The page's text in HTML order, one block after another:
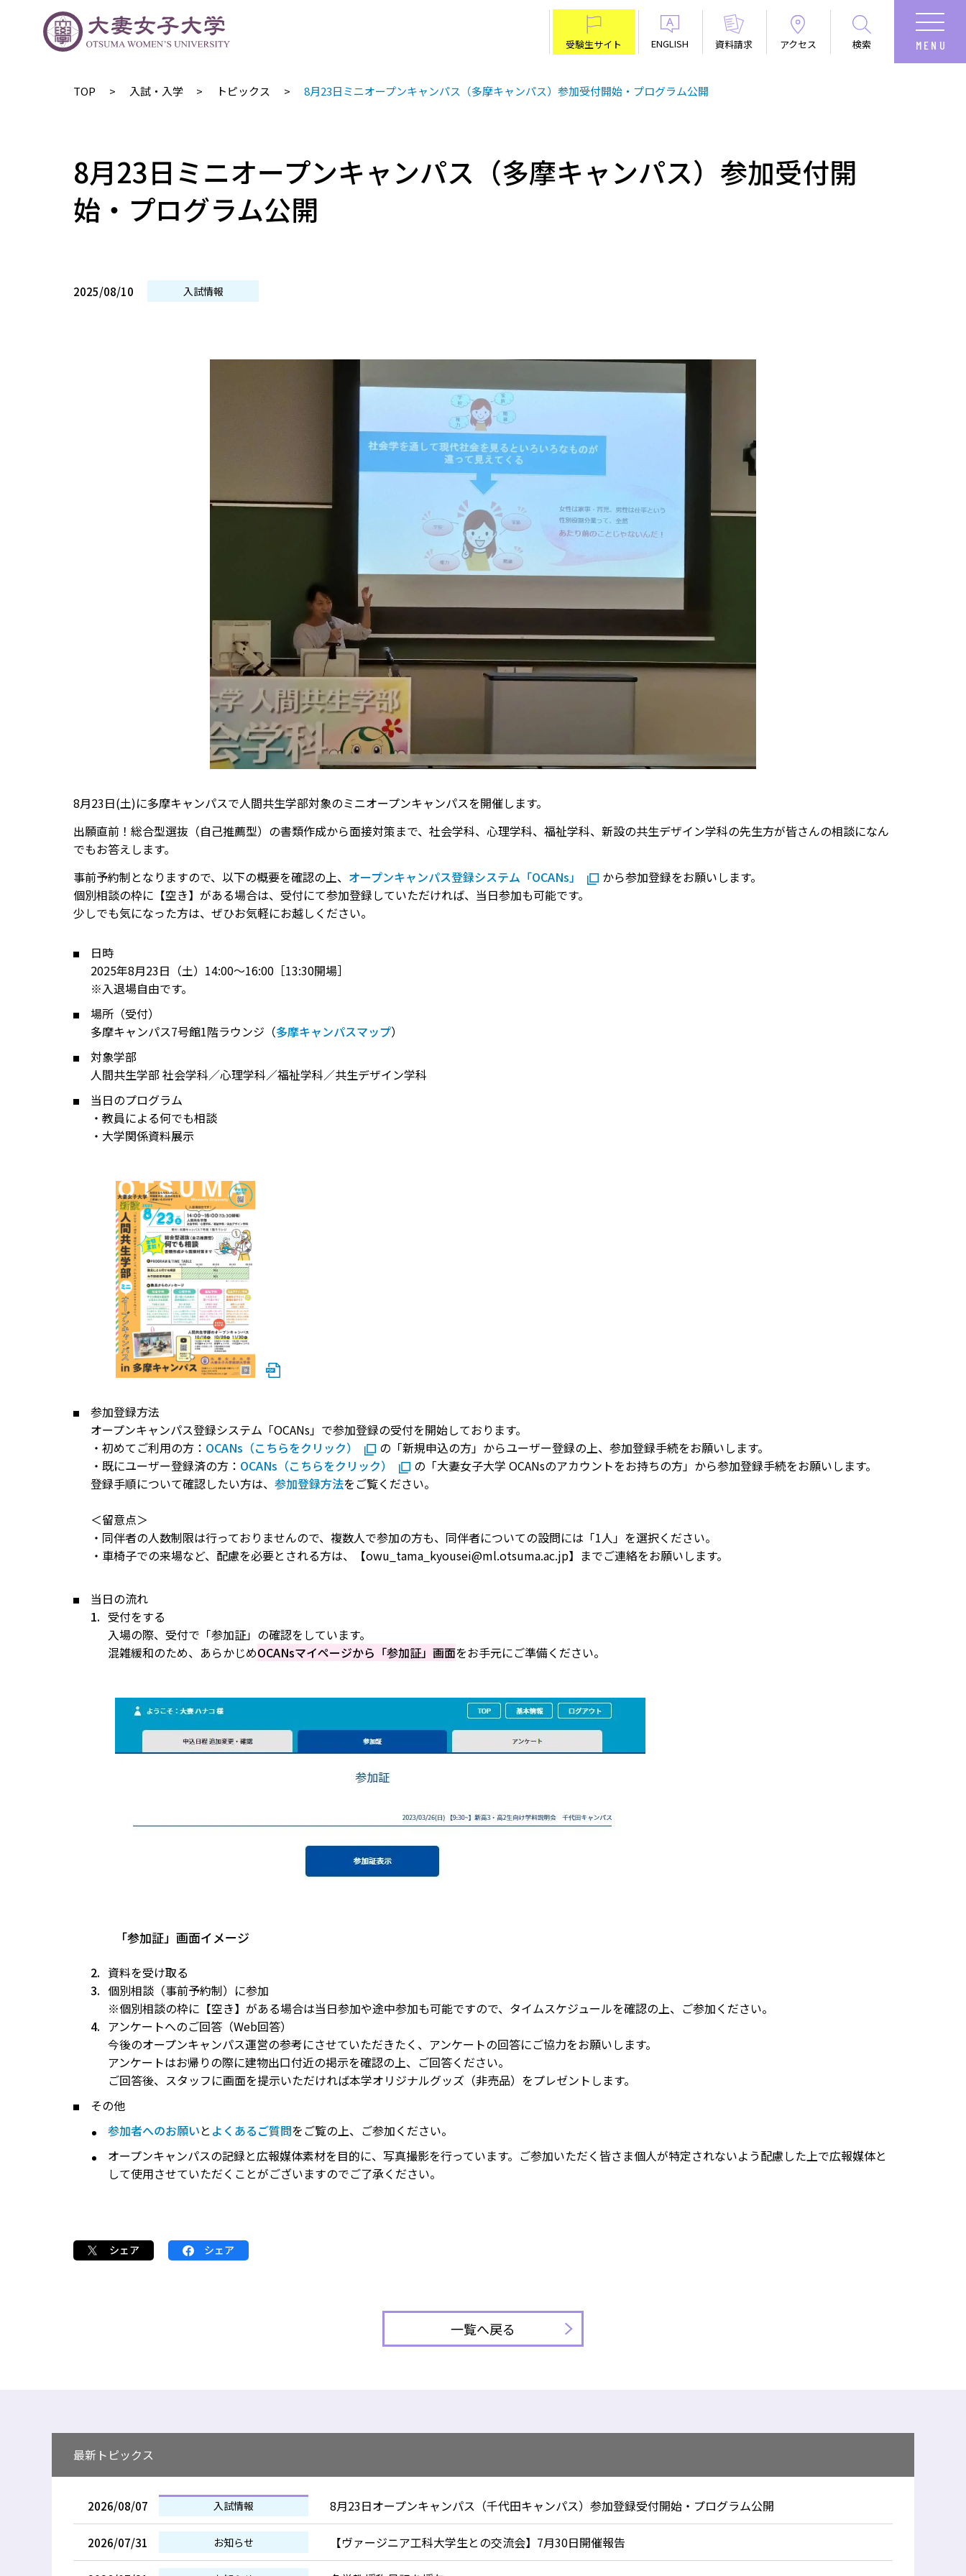
受験生サイト ENGLISH 資料請求 アクセス 検索
TOP 入試・入学 トピックス 8月23日ミニオープンキャンパス（多摩キャンパス）参加受付開始・プログラム公開
8月23日ミニオープンキャンパス（多摩キャンパス）参加受付開
始・プログラム公開
2025/08/10 入試情報
8月23日(土)に多摩キャンパスで人間共生学部対象のミニオープンキャンパスを開催します。
出願直前！総合型選抜（自己推薦型）の書類作成から面接対策まで、社会学科、心理学科、福祉学科、新設の共生デザイン学科の先生方が皆さんの相談になん
でもお答えします。
事前予約制となりますので、以下の概要を確認の上、 オープンキャンパス登録システム「OCANs」
から参加登録をお願いします。
個別相談の枠に【空き】がある場合は、受付にて参加登録していただければ、当日参加も可能です。
少しでも気になった方は、ぜひお気軽にお越しください。
日時
2025年8月23日（土）14:00～16:00［13:30開場］
※入退場自由です。
場所（受付）
多摩キャンパス7号館1階ラウンジ（多摩キャンパスマップ）
対象学部
人間共生学部 社会学科／心理学科／福祉学科／共生デザイン学科
当日のプログラム
・教員による何でも相談
・大学関係資料展示
参加登録方法
オープンキャンパス登録システム「OCANs」で参加登録の受付を開始しております。
・初めてご利用の方： OCANs（こちらをクリック）
の「新規申込の方」からユーザー登録の上、参加登録手続をお願いします。
・既にユーザー登録済の方： OCANs（こちらをクリック）
の「大妻女子大学 OCANsのアカウントをお持ちの方」から参加登録手続をお願いします。
登録手順について確認したい方は、 参加登録方法をご覧ください。
＜留意点＞
・同伴者の人数制限は行っておりませんので、複数人で参加の方も、同伴者についての設問には「1人」を選択ください。
・車椅子での来場など、配慮を必要とされる方は、【owu_tama_kyousei@ml.otsuma.ac.jp】までご連絡をお願いします。
当日の流れ
受付をする
入場の際、受付で「参加証」の確認をしています。
混雑緩和のため、あらかじめOCANsマイページから「参加証」画面をお手元にご準備ください。
「参加証」画面イメージ
資料を受け取る
個別相談（事前予約制）に参加
※個別相談の枠に【空き】がある場合は当日参加や途中参加も可能ですので、タイムスケジュールを確認の上、ご参加ください。
アンケートへのご回答（Web回答）
今後のオープンキャンパス運営の参考にさせていただきたく、アンケートの回答にご協力をお願いします。
アンケートはお帰りの際に建物出口付近の掲示を確認の上、ご回答ください。
ご回答後、スタッフに画面を提示いただければ本学オリジナルグッズ（非売品）をプレゼントします。
その他
参加者へのお願いと よくあるご質問をご覧の上、ご参加ください。
オープンキャンパスの記録と広報媒体素材を目的に、写真撮影を行っています。ご参加いただく皆さま個人が特定されないよう配慮した上で広報媒体と
して使用させていただくことがございますのでご了承ください。
シェア シェア
一覧へ戻る
最新トピックス
2026/08/07 入試情報 8月23日オープンキャンパス（千代田キャンパス）参加登録受付開始・プログラム公開
2026/07/31 お知らせ 【ヴァージニア工科大学生との交流会】7月30日開催報告